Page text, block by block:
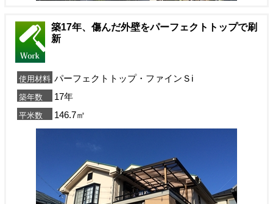
築17年、傷んだ外壁をパーフェクトトップで刷
新
使用材料 パーフェクトトップ・ファインＳi
築年数 17年
平米数 146.7㎡